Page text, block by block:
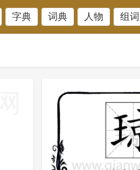
字典 词典 人物 组词